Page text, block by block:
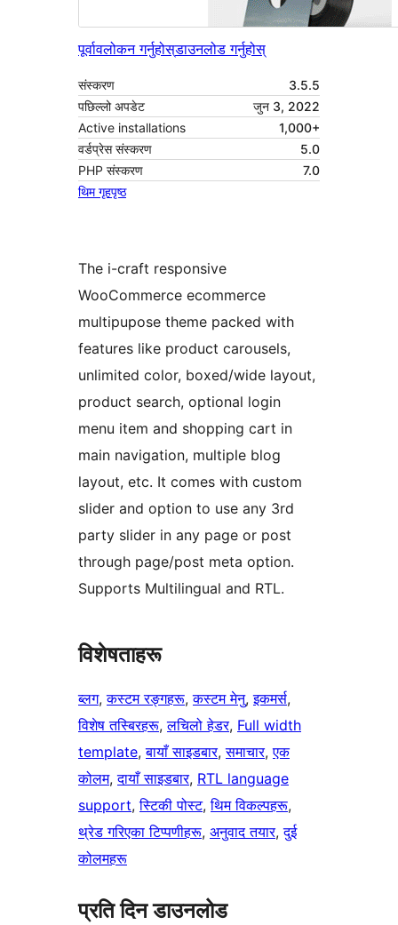
पूर्वावलोकन गर्नुहोस्डाउनलोड गर्नुहोस्
संस्करण
3.5.5
पछिल्लो अपडेट
जुन 3, 2022
Active installations
1,000+
वर्डप्रेस संस्करण
5.0
PHP संस्करण
7.0
थिम गृहपृष्ठ
The i-craft responsive
WooCommerce ecommerce
multipupose theme packed with
features like product carousels,
unlimited color, boxed/wide layout,
product search, optional login
menu item and shopping cart in
main navigation, multiple blog
layout, etc. It comes with custom
slider and option to use any 3rd
party slider in any page or post
through page/post meta option.
Supports Multilingual and RTL.
विशेषताहरू
ब्लग, कस्टम रङ्गहरू, कस्टम मेनु, इकमर्स
विशेष तस्बिरहरू, लचिलो हेडर, Full width
template, बायाँ साइडबार, समाचार, एक
कोलम, दायाँ साइडबार, RTL language
support, स्टिकी पोस्ट, थिम विकल्पहरू
थ्रेड गरिएका टिप्पणीहरू, अनुवाद तयार, दुई
कोलमहरू
प्रति दिन डाउनलोड